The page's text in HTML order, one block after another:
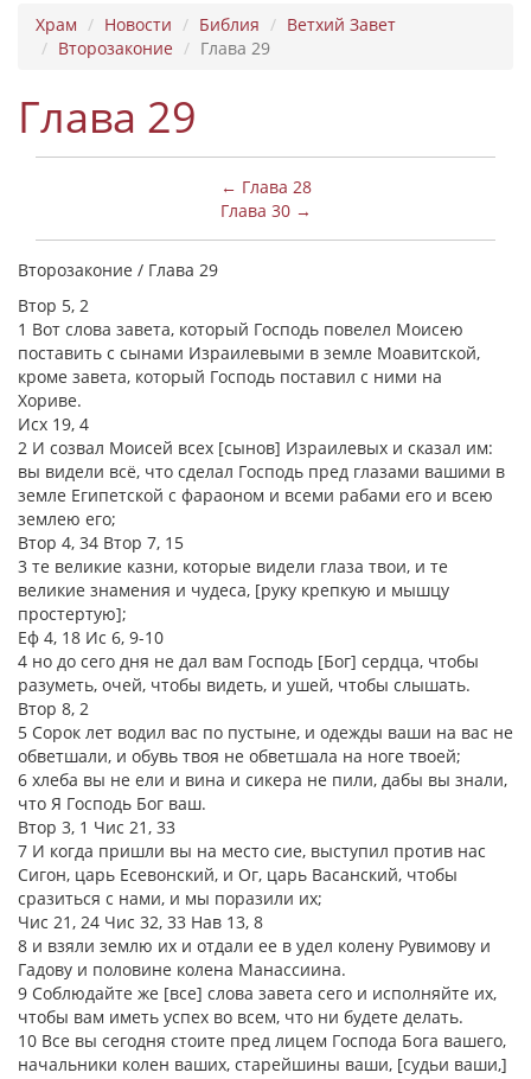
Храм Новости Библия
Ветхий Завет
Второзаконие
Глава 29
Глава 29
← Глава 28
Глава 30 →
Второзаконие / Глава 29
Втор 5, 2
1 Вот слова завета, который Господь повелел Моисею
поставить с сынами Израилевыми в земле Моавитской,
кроме завета, который Господь поставил с ними на
Хориве.
Исх 19, 4
2 И созвал Моисей всех [сынов] Израилевых и сказал им:
вы видели всё, что сделал Господь пред глазами вашими в
земле Египетской с фараоном и всеми рабами его и всею
землею его;
Втор 4, 34 Втор 7, 15
3 те великие казни, которые видели глаза твои, и те
великие знамения и чудеса, [руку крепкую и мышцу
простертую];
Еф 4, 18 Ис 6, 9-10
4 но до сего дня не дал вам Господь [Бог] сердца, чтобы
разуметь, очей, чтобы видеть, и ушей, чтобы слышать.
Втор 8, 2
5 Сорок лет водил вас по пустыне, и одежды ваши на вас не
обветшали, и обувь твоя не обветшала на ноге твоей;
6 хлеба вы не ели и вина и сикера не пили, дабы вы знали,
что Я Господь Бог ваш.
Втор 3, 1 Чис 21, 33
7 И когда пришли вы на место сие, выступил против нас
Сигон, царь Есевонский, и Ог, царь Васанский, чтобы
сразиться с нами, и мы поразили их;
Чис 21, 24 Чис 32, 33 Нав 13, 8
8 и взяли землю их и отдали ее в удел колену Рувимову и
Гадову и половине колена Манассиина.
9 Соблюдайте же [все] слова завета сего и исполняйте их,
чтобы вам иметь успех во всем, что ни будете делать.
10 Все вы сегодня стоите пред лицем Господа Бога вашего,
начальники колен ваших, старейшины ваши, [судьи ваши,]